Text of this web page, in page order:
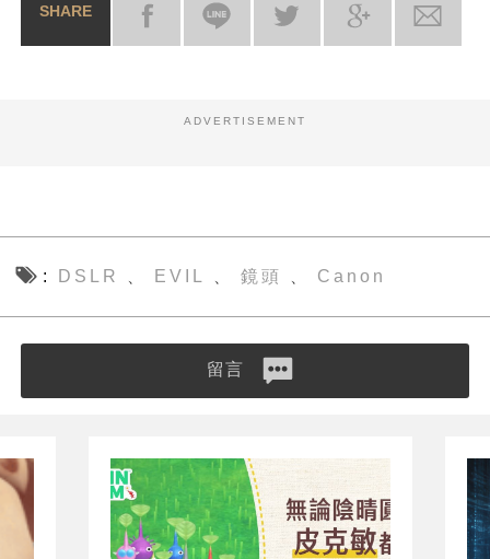
SHARE
ADVERTISEMENT
DSLR EVIL 鏡頭 Canon
留言